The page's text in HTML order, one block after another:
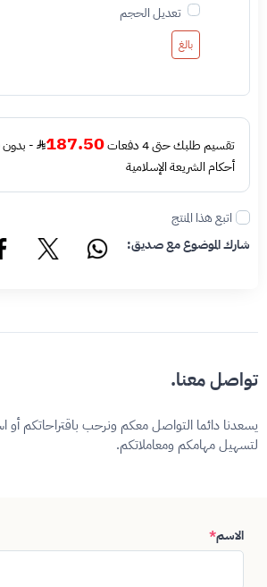
تعديل الحجم
بالغ
تقسيم طلبك حتى 4 دفعات 187.50
- بدون
أحكام الشريعة الإسلامية
اتبع هذا المنتج
شارك الموضوع مع صديق:
تواصل معنا.
يسعدنا دائما التواصل معكم ونرحب باقتراحاتكم أو
لتسهيل مهامكم ومعاملاتكم.
الاسم*